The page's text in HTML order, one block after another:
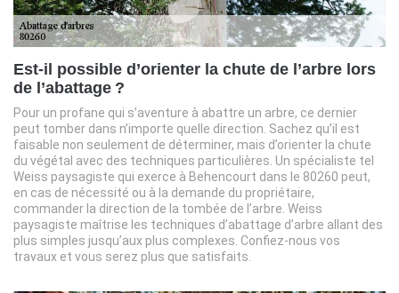
Est-il possible d’orienter la chute de l’arbre lors
de l’abattage ?
Pour un profane qui s’aventure à abattre un arbre, ce dernier
peut tomber dans n’importe quelle direction. Sachez qu’il est
faisable non seulement de déterminer, mais d’orienter la chute
du végétal avec des techniques particulières. Un spécialiste tel
Weiss paysagiste qui exerce à Behencourt dans le 80260 peut,
en cas de nécessité ou à la demande du propriétaire,
commander la direction de la tombée de l’arbre. Weiss
paysagiste maîtrise les techniques d’abattage d’arbre allant des
plus simples jusqu’aux plus complexes. Confiez-nous vos
travaux et vous serez plus que satisfaits.